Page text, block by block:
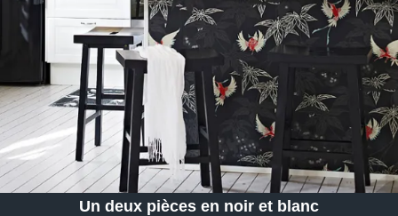
Un deux pièces en noir et blanc